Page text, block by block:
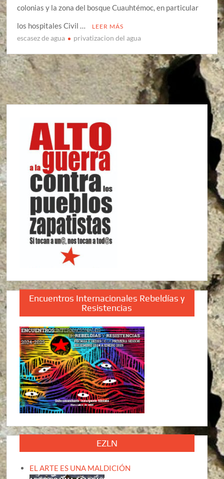
colonias y la zona del bosque Cuauhtémoc, en particular
los hospitales Civil …
LEER MÁS
escasez de agua privatizacion del agua
Encuentros Internacionales Rebeldías y
Resistencias
EZLN
EL ARTE ES UNA MALDICIÓN